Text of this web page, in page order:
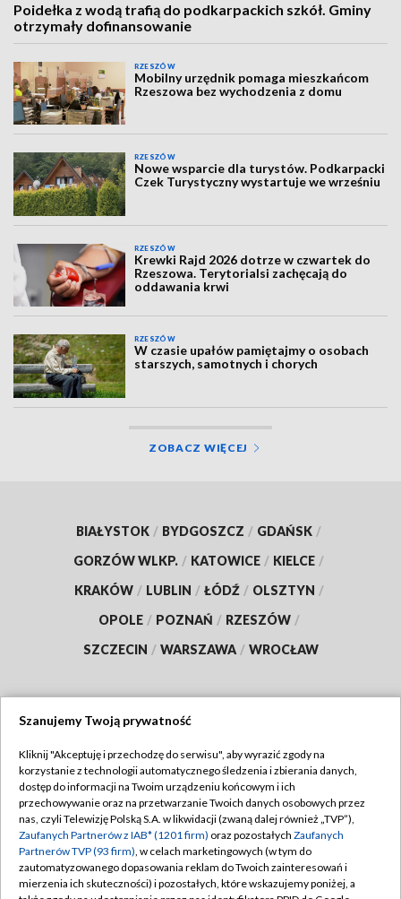
Poidełka z wodą trafią do podkarpackich szkół. Gminy
otrzymały dofinansowanie
RZESZÓW
Mobilny urzędnik pomaga mieszkańcom
Rzeszowa bez wychodzenia z domu
RZESZÓW
Nowe wsparcie dla turystów. Podkarpacki
Czek Turystyczny wystartuje we wrześniu
RZESZÓW
Krewki Rajd 2026 dotrze w czwartek do
Rzeszowa. Terytorialsi zachęcają do
oddawania krwi
RZESZÓW
W czasie upałów pamiętajmy o osobach
starszych, samotnych i chorych
ZOBACZ WIĘCEJ
BIAŁYSTOK / BYDGOSZCZ / GDAŃSK /
GORZÓW WLKP. / KATOWICE / KIELCE /
KRAKÓW / LUBLIN / ŁÓDŹ / OLSZTYN /
OPOLE / POZNAŃ / RZESZÓW /
SZCZECIN / WARSZAWA / WROCŁAW
TVP
Abonament TVP
Emisja w TVP
Centrum informacji TVP
Naziemna Telewizja Cyfrowa
Regulamin TVP
Polityka prywatności
Moje zgody
Pomoc
Szanujemy Twoją prywatność
Kliknij "Akceptuję i przechodzę do serwisu", aby wyrazić zgody na
korzystanie z technologii automatycznego śledzenia i zbierania danych,
dostęp do informacji na Twoim urządzeniu końcowym i ich
przechowywanie oraz na przetwarzanie Twoich danych osobowych przez
nas, czyli Telewizję Polską S.A. w likwidacji (zwaną dalej również „TVP”),
Zaufanych Partnerów z IAB* (1201 firm) oraz pozostałych Zaufanych
Partnerów TVP (93 firm), w celach marketingowych (w tym do
zautomatyzowanego dopasowania reklam do Twoich zainteresowań i
mierzenia ich skuteczności) i pozostałych, które wskazujemy poniżej, a